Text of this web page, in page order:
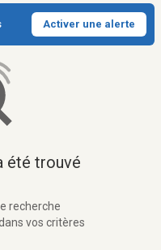
Activer une alerte
été trouvé
recherche
vos critères